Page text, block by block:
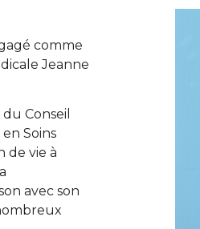
comme
Jeanne
Conseil
Soins
de vie à
avec son